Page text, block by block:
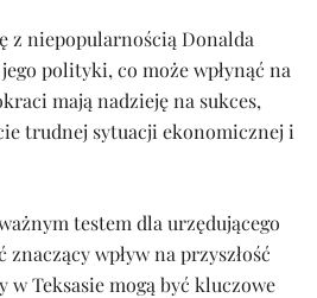
z niepopularnością Donalda
polityki, co może wpłynąć na
mają nadzieję na sukces,
trudnej sytuacji ekonomicznej i
testem dla urzędującego
wpływ na przyszłość
w Teksasie mogą być kluczowe